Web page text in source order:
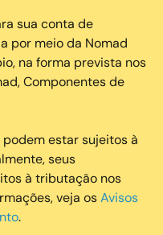
sua conta de
por meio da Nomad
na forma prevista nos
Componentes de
estar sujeitos à
seus
à tributação nos
veja osAvisos
.